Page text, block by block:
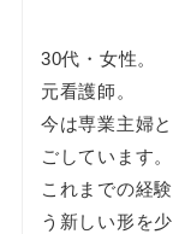
30代・女性。
元看護師。
今は専業主婦
ごしています。
これまでの経
う新しい形を